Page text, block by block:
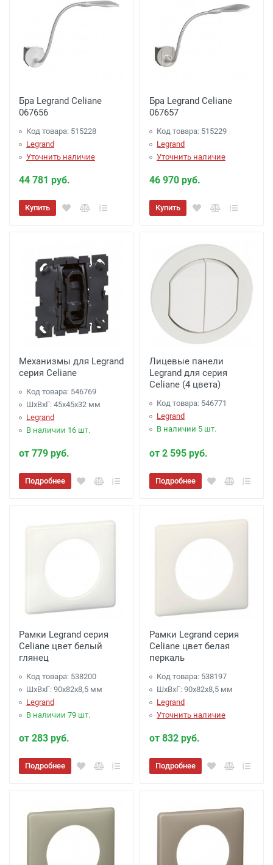
Бра Legrand Celiane
067656
Код товара: 515228
Legrand
Уточнить наличие
44 781 руб.
Купить
Бра Legrand Celiane
067657
Код товара: 515229
Legrand
Уточнить наличие
46 970 руб.
Купить
Механизмы для Legrand
серия Celiane
Код товара: 546769
ШхВхГ: 45x45x32 мм
Legrand
В наличии 16 шт.
от 779 руб.
Подробнее
Лицевые панели
Legrand для серия
Celiane (4 цвета)
Код товара: 546771
Legrand
В наличии 5 шт.
от 2 595 руб.
Подробнее
Рамки Legrand серия
Celiane цвет белый
глянец
Код товара: 538200
ШхВхГ: 90x82x8,5 мм
Legrand
В наличии 79 шт.
от 283 руб.
Подробнее
Рамки Legrand серия
Celiane цвет белая
перкаль
Код товара: 538197
ШхВхГ: 90x82x8,5 мм
Legrand
Уточнить наличие
от 832 руб.
Подробнее